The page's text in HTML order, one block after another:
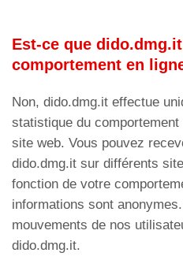
Est-ce que
comportement en
Non, dido.dmg.it effectue
statistique du
site web. Vous pouvez
dido.dmg.it sur différents
fonction de votre
informations sont
mouvements de nos
dido.dmg.it.